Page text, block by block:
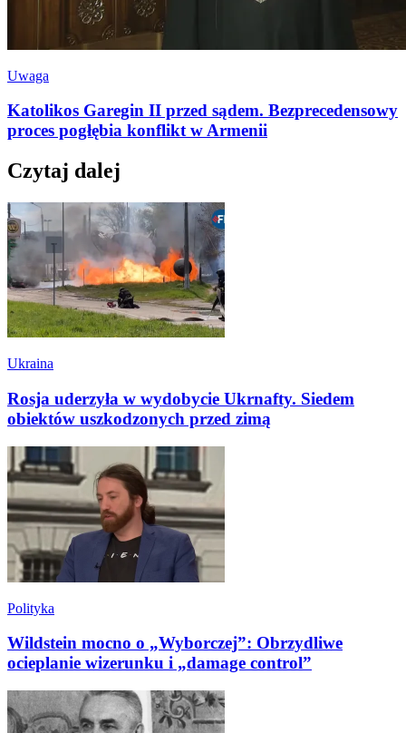
Uwaga
Katolikos Garegin II przed sądem. Bezprecedensowy
proces pogłębia konflikt w Armenii
Czytaj dalej
Ukraina
Rosja uderzyła w wydobycie Ukrnafty. Siedem
obiektów uszkodzonych przed zimą
Polityka
Wildstein mocno o „Wyborczej”: Obrzydliwe
ocieplanie wizerunku i „damage control”